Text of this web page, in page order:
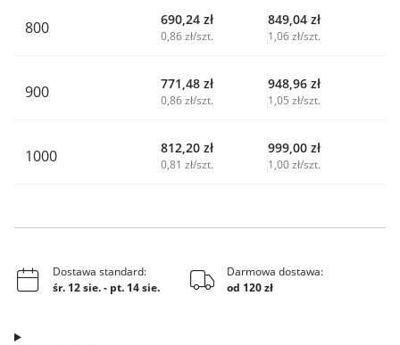
800 690,24 zł
0,86 zł/szt.
849,04 zł
1,06 zł/szt.
900 771,48 zł
0,86 zł/szt.
948,96 zł
1,05 zł/szt.
1000 812,20 zł
0,81 zł/szt.
999,00 zł
1,00 zł/szt.
Dostawa standard:
śr. 12 sie.- pt. 14 sie.
Darmowa dostawa:
od 120 zł